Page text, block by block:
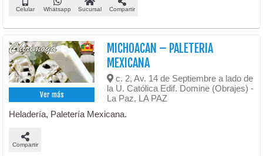
Celular Whatsapp Sucursal Compartir
Ver más
MICHOACAN – PALETERIA
MEXICANA
c. 2, Av. 14 de Septiembre a lado de
la U. Católica Edif. Domine (Obrajes) -
La Paz, LA PAZ
Heladería, Paletería Mexicana.
Compartir